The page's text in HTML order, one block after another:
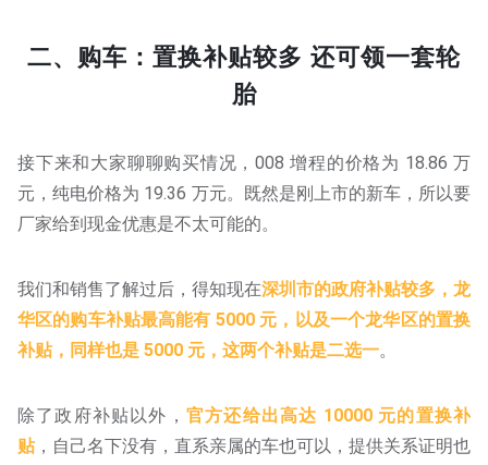
二、购车：置换补贴较多 还可领一套轮
胎
接下来和大家聊聊购买情况，008 增程的价格为 18.86 万
元，纯电价格为 19.36 万元。既然是刚上市的新车，所以要
厂家给到现金优惠是不太可能的。
我们和销售了解过后，得知现在深圳市的政府补贴较多，龙
华区的购车补贴最高能有 5000 元，以及一个龙华区的置换
补贴，同样也是 5000 元，这两个补贴是二选一。
除了政府补贴以外， 官方还给出高达 10000 元的置换补
贴，自己名下没有，直系亲属的车也可以，提供关系证明也